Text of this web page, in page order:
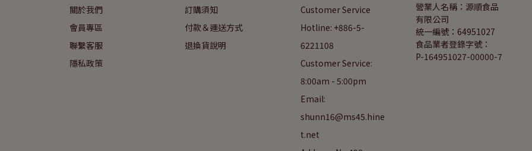
關於我們
會員專區
聯繫客服
隱私政策
訂購須知
付款＆運送方式
退換貨說明
Customer Service
Hotline: +886-5-
6221108
Customer Service:
8:00am - 5:00pm
Email:
shunn16@ms45.hine
t.net
營業人名稱：源順食品
有限公司
統一編號：64951027
食品業者登錄字號：
P-164951027-00000-7